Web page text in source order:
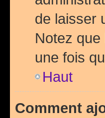
de laisser
Notez
une fois
Haut
Comment